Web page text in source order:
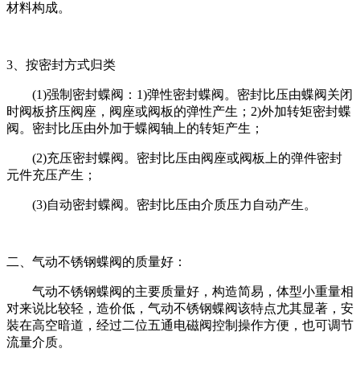
材料构成。
3、按密封方式归类
(1)强制密封蝶阀：1)弹性密封蝶阀。密封比压由蝶阀关闭
时阀板挤压阀座，阀座或阀板的弹性产生；2)外加转矩密封蝶
阀。密封比压由外加于蝶阀轴上的转矩产生；
(2)充压密封蝶阀。密封比压由阀座或阀板上的弹件密封
元件充压产生；
(3)自动密封蝶阀。密封比压由介质压力自动产生。
二、气动不锈钢蝶阀的质量好：
气动不锈钢蝶阀的主要质量好，构造简易，体型小重量相
对来说比较轻，造价低，气动不锈钢蝶阀该特点尤其显著，安
裝在高空暗道，经过二位五通电磁阀控制操作方便，也可调节
流量介质。